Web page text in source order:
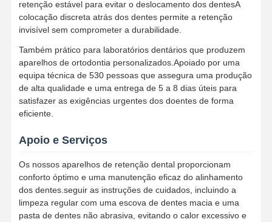
Soluções para implantes dentários
retenção estável para evitar o deslocamento dos dentesA
colocação discreta atrás dos dentes permite a retenção
invisível sem comprometer a durabilidade.
Também prático para laboratórios dentários que produzem
aparelhos de ortodontia personalizados.Apoiado por uma
equipa técnica de 530 pessoas que assegura uma produção
de alta qualidade e uma entrega de 5 a 8 dias úteis para
satisfazer as exigências urgentes dos doentes de forma
eficiente.
Apoio e Serviços
Os nossos aparelhos de retenção dental proporcionam
conforto óptimo e uma manutenção eficaz do alinhamento
dos dentes.seguir as instruções de cuidados, incluindo a
limpeza regular com uma escova de dentes macia e uma
pasta de dentes não abrasiva, evitando o calor excessivo e